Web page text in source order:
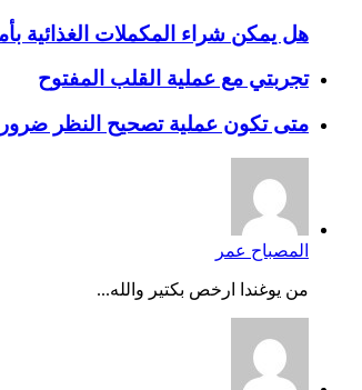
هل يمكن شراء المكملات الغذائية
تجربتي مع عملية القلب المفتوح
متى تكون عملية تصحيح النظر
المصباح عمر
من يوغندا ارخص بكتير والله...